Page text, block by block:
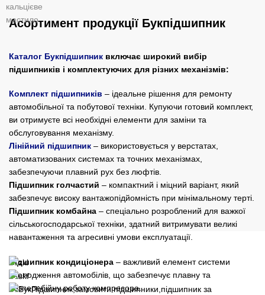
кальцієве
мастило
Асортимент продукції Букпідшипник
Каталог Букпідшипник включає широкий вибір
підшипників і комплектуючих для різних механізмів:
Комплект підшипників – ідеальне рішення для ремонту
автомобільної та побутової техніки. Купуючи готовий комплект,
ви отримуєте всі необхідні елементи для заміни та
обслуговування механізму.
Лінійний підшипник – використовується у верстатах,
автоматизованих системах та точних механізмах,
забезпечуючи плавний рух без люфтів.
Підшипник голчастий – компактний і міцний варіант, який
забезпечує високу вантажопідйомність при мінімальному терті.
Підшипник комбайна – спеціально розроблений для важкої
сільськогосподарської техніки, здатний витримувати великі
навантаження та агресивні умови експлуатації.
Підшипник кондиціонера – важливий елемент системи
охолодження автомобілів, що забезпечує плавну та
безперебійну роботу компресора.